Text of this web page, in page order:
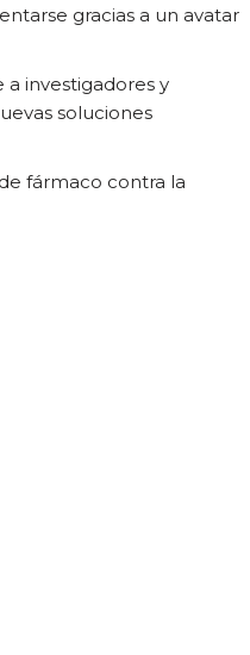
gracias a un avatar
investigadores y
soluciones
fármaco contra la